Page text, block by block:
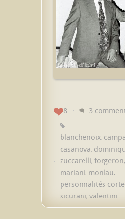
8 3
blanchenoix,
casanova,
zuccarelli, forgeron,
mariani, monlau,
personnalités
sicurani, valentini